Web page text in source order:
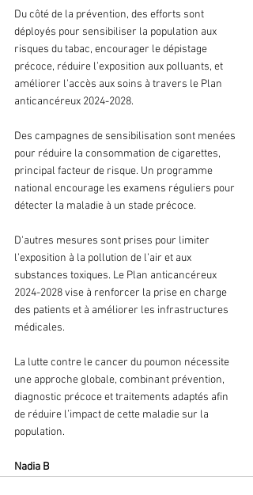
Du côté de la prévention, des efforts sont
déployés pour sensibiliser la population aux
risques du tabac, encourager le dépistage
précoce, réduire l’exposition aux polluants, et
améliorer l’accès aux soins à travers le Plan
anticancéreux 2024-2028.
Des campagnes de sensibilisation sont menées
pour réduire la consommation de cigarettes,
principal facteur de risque. Un programme
national encourage les examens réguliers pour
détecter la maladie à un stade précoce.
D'autres mesures sont prises pour limiter
l’exposition à la pollution de l’air et aux
substances toxiques. Le Plan anticancéreux
2024-2028 vise à renforcer la prise en charge
des patients et à améliorer les infrastructures
médicales.
La lutte contre le cancer du poumon nécessite
une approche globale, combinant prévention,
diagnostic précoce et traitements adaptés afin
de réduire l’impact de cette maladie sur la
population.
Nadia B